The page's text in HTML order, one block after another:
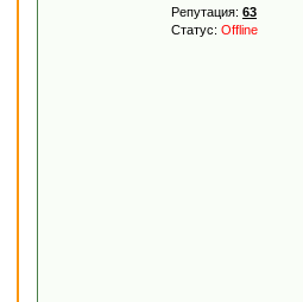
Репутация: 63
Статус: Offline